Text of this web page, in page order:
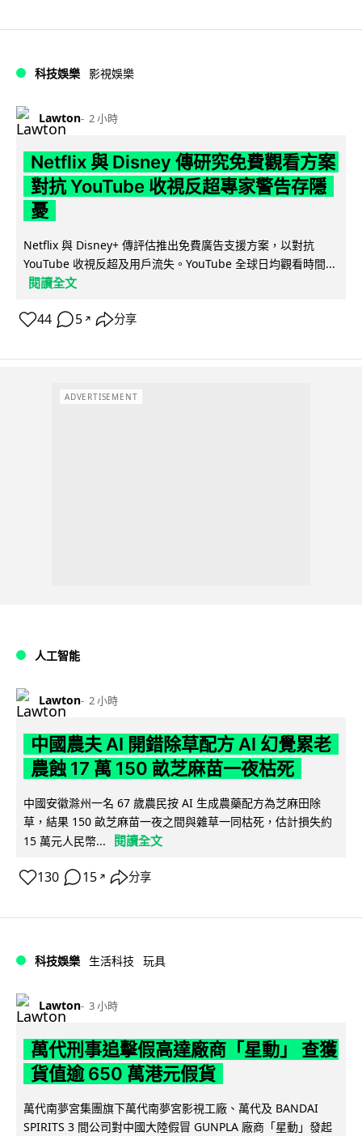
科技娛樂 影視娛樂
Lawton 2 小時
Netflix 與 Disney 傳研究免費觀看方案
對抗 YouTube 收視反超專家警告存隱
憂
Netflix 與 Disney+ 傳評估推出免費廣告支援方案，以對抗
YouTube 收視反超及用戶流失。YouTube 全球日均觀看時間...
閱讀全文
44 5 ↗ 分享
ADVERTISEMENT
人工智能
Lawton 2 小時
中國農夫 AI 開錯除草配方 AI 幻覺累老
農蝕 17 萬 150 畝芝麻苗一夜枯死
中國安徽滁州一名 67 歲農民按 AI 生成農藥配方為芝麻田除
草，結果 150 畝芝麻苗一夜之間與雜草一同枯死，估計損失約
15 萬元人民幣...
閱讀全文
130 15 ↗ 分享
科技娛樂 生活科技 玩具
Lawton 3 小時
萬代刑事追擊假高達廠商「星動」 查獲
貨值逾 650 萬港元假貨
萬代南夢宮集團旗下萬代南夢宮影視工廠、萬代及 BANDAI
SPIRITS 3 間公司對中國大陸假冒 GUNPLA 廠商「星動」發起